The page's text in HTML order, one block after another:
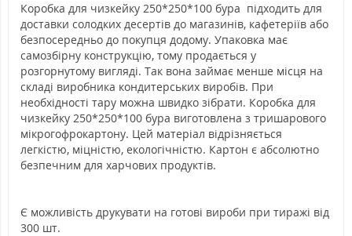
Коробка для чизкейку 250*250*100 бура підходить для
доставки солодких десертів до магазинів, кафетеріїв або
безпосередньо до покупця додому. Упаковка має
самозбірну конструкцію, тому продається у
розгорнутому вигляді. Так вона займає менше місця на
складі виробника кондитерських виробів. При
необхідності тару можна швидко зібрати. Коробка для
чизкейку 250*250*100 бура виготовлена ​​з тришарового
мікрогофрокартону. Цей матеріал відрізняється
легкістю, міцністю, екологічністю. Картон є абсолютно
безпечним для харчових продуктів.
Є можливість друкувати на готові вироби при тиражі від
300 шт.